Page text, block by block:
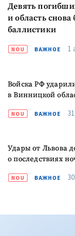
Девять
и область
баллистики
NOU ВАЖНОЕ 1
Войска РФ
в Винницкой
NOU ВАЖНОЕ
Удары от Львова
о последствиях
NOU ВАЖНОЕ